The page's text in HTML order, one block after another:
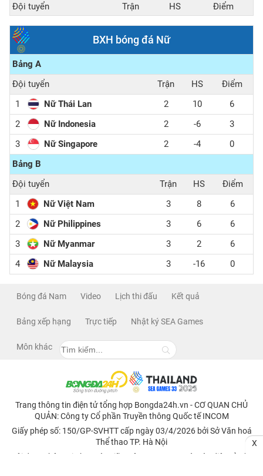
Đội tuyển
Trận HS
Điểm
1
2 3
6
2
2
3
BXH bóng đá Nữ
Bảng A
Đội tuyển
Trận HS
Điểm
1
Nữ Thái Lan 2 10
6
2
Nữ Indonesia 2 -6
3
3
Nữ Singapore 2 -4
0
Bảng B
Đội tuyển
Trận HS
Điểm
1
Nữ Việt Nam 3 8
6
2
Nữ Philippines 3 6
6
3
Nữ Myanmar 3 2
6
4
Nữ Malaysia 3 -16 0
Bóng đá Nam Video Lịch thi đấu Kết quả
Bảng xếp hạng Trực tiếp Nhật ký SEA Games
Môn khác
Trang thông tin điện tử tổng hợp Bongda24h.vn - CƠ QUAN CHỦ
QUẢN: Công ty Cổ phần Truyền thông Quốc tế INCOM
Giấy phép số: 150/GP-SVHTT cấp ngày 03/4/2026 bởi Sở Văn hoá
Thể thao TP. Hà Nội
Nội dung thông tin hợp tác giữa Công ty INCOM và Báo điện tử Thể
X